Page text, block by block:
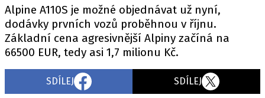
Alpine A110S je možné objednávat už nyní,
dodávky prvních vozů proběhnou v říjnu.
Základní cena agresivnější Alpiny začíná na
66500 EUR, tedy asi 1,7 milionu Kč.
SDÍLEJ SDÍLEJ